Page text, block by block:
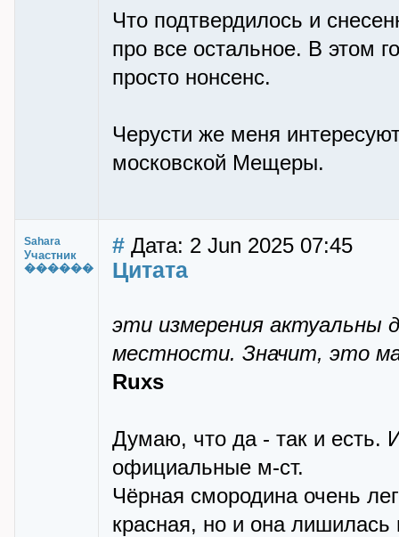
Что подтвердилось и
про все остальное. В этом
просто нонсенс.
Черусти же меня
московской Мещеры.
Sahara
Участник
������
# Дата: 2 Jun 2025 07:45
Цитата
эти измерения актуальны
местности. Значит, это
Ruxs
Думаю, что да - так и есть.
официальные м-ст.
Чёрная смородина очень
красная, но и она